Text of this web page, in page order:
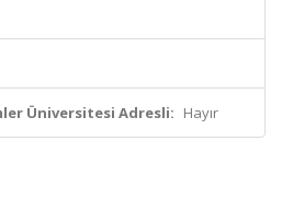
Üniversitesi Adresli: Hayır